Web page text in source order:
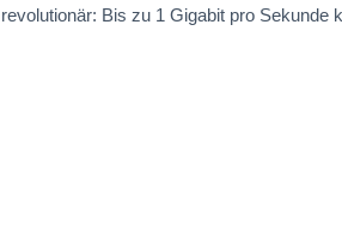
revolutionär: Bis zu 1 Gigabit pro Sekunde